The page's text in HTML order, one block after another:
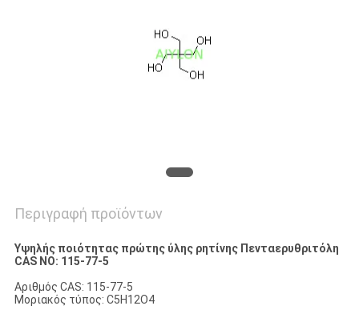
SITEMAP
PRIVACY
POLICY
Περιγραφή προϊόντων
Υψηλής ποιότητας πρώτης ύλης ρητίνης Πενταερυθριτόλη
CAS NO: 115-77-5
Αριθμός CAS: 115-77-5
Μοριακός τύπος: C5H12O4